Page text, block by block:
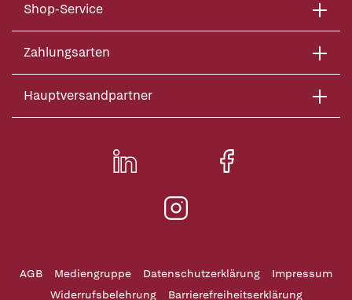
Shop-Service
Zahlungsarten
Hauptversandpartner
AGB Mediengruppe Datenschutzerklärung
Impressum
Widerrufsbelehrung
Barrierefreiheitserklärung